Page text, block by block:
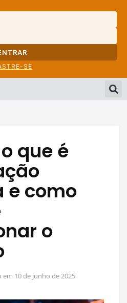
SE
que é
e como
o
em 10 de junho de 2025